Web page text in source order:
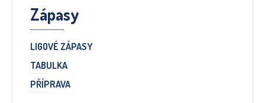
Zápasy
LIGOVÉ ZÁPASY
TABULKA
PŘÍPRAVA